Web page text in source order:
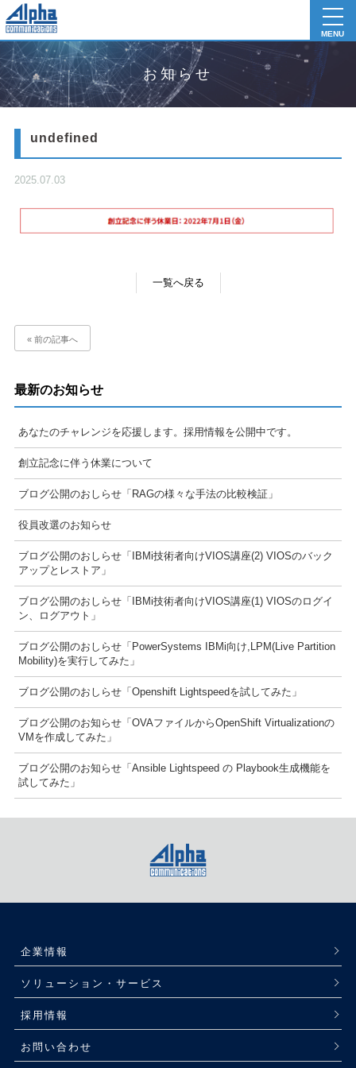
MENU
お知らせ
undefined
2025.07.03
一覧へ戻る
« 前の記事へ
最新のお知らせ
あなたのチャレンジを応援します。採用情報を公開中です。
創立記念に伴う休業について
ブログ公開のおしらせ「RAGの様々な手法の比較検証」
役員改選のお知らせ
ブログ公開のおしらせ「IBMi技術者向けVIOS講座(2) VIOSのバック
アップとレストア」
ブログ公開のおしらせ「IBMi技術者向けVIOS講座(1) VIOSのログイ
ン、ログアウト」
ブログ公開のおしらせ「PowerSystems IBMi向け,LPM(Live Partition
Mobility)を実行してみた」
ブログ公開のおしらせ「Openshift Lightspeedを試してみた」
ブログ公開のお知らせ「OVAファイルからOpenShift Virtualizationの
VMを作成してみた」
ブログ公開のお知らせ「Ansible Lightspeed の Playbook生成機能を
試してみた」
企業情報
ソリューション・サービス
採用情報
お問い合わせ